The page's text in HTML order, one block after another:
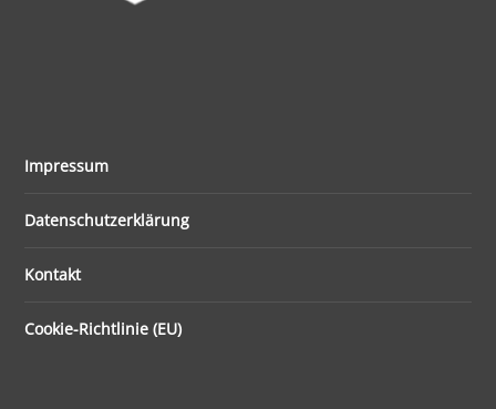
Impressum
Datenschutzerklärung
Kontakt
Cookie-Richtlinie (EU)